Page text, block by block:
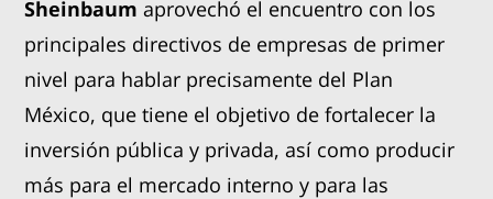
Sheinbaum aprovechó el encuentro con los
principales directivos de empresas de primer
nivel para hablar precisamente del Plan
México, que tiene el objetivo de fortalecer la
inversión pública y privada, así como producir
más para el mercado interno y para las